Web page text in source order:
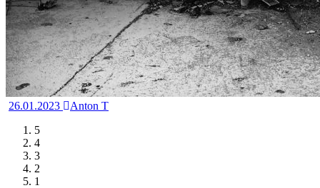
26.01.2023
Anton T
5
4
3
2
1